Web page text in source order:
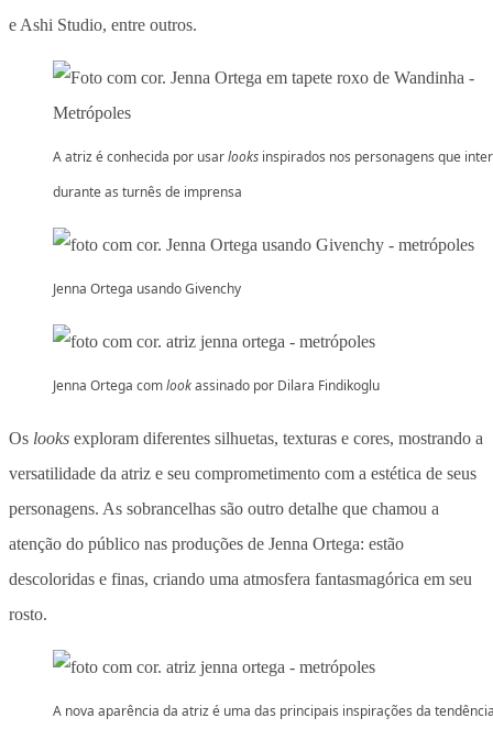
e Ashi Studio, entre outros.
A atriz é conhecida por usarlooks inspirados nos personagens que
durante as turnês de imprensa
Jenna Ortega usando Givenchy
Jenna Ortega comlookassinado por Dilara Findikoglu
Os looks exploram diferentes silhuetas, texturas e cores, mostrando a
versatilidade da atriz e seu comprometimento com a estética de seus
personagens. As sobrancelhas são outro detalhe que chamou a
atenção do público nas produções de Jenna Ortega: estão
descoloridas e finas, criando uma atmosfera fantasmagórica em seu
rosto.
A nova aparência da atriz é uma das principais inspirações da